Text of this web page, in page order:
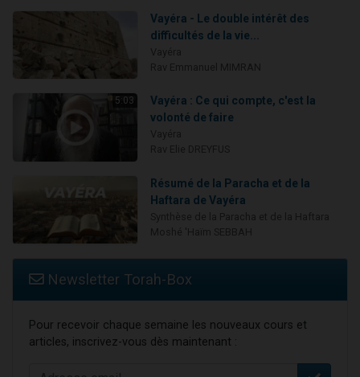
Vayéra - Le double intérêt des
difficultés de la vie...
5:03
Vayéra : Ce qui compte, c'est la
volonté de faire
Résumé de la Paracha et de la
Haftara de Vayéra
Newsletter Torah-Box
Pour recevoir chaque semaine les nouveaux cours et
articles, inscrivez-vous dès maintenant :